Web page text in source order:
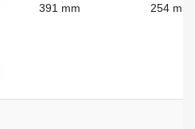
391 mm 254 mm